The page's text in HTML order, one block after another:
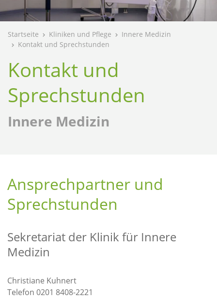
Startseite Kliniken und Pflege
Innere Medizin
Kontakt und Sprechstunden
Kontakt und
Sprechstunden
Innere Medizin
Ansprechpartner und
Sprechstunden
Sekretariat der Klinik für Innere
Medizin
Christiane Kuhnert
Telefon 0201 8408-2221